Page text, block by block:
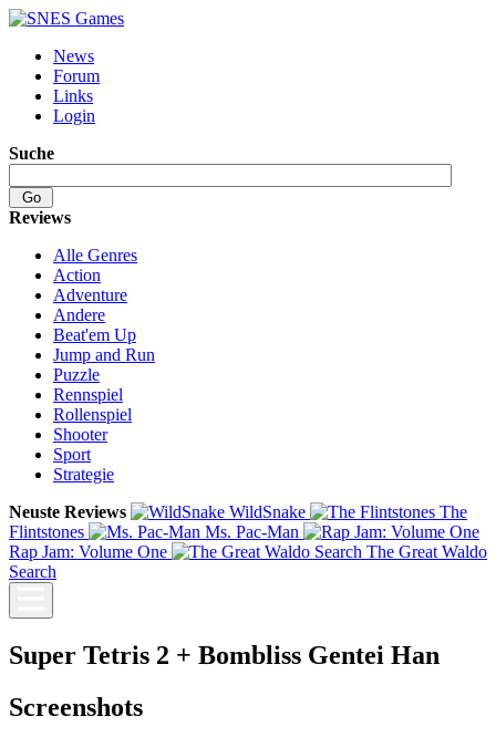
News
Forum
Links
Login
Suche
Reviews
Alle Genres
Action
Adventure
Andere
Beat'em Up
Jump and Run
Puzzle
Rennspiel
Rollenspiel
Shooter
Sport
Strategie
Neuste Reviews
WildSnake
The
Flintstones
Ms. Pac-Man
Rap Jam: Volume One
The Great Waldo
Search
Super Tetris 2 + Bombliss Gentei Han
Screenshots